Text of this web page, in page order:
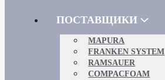
ПОСТАВЩИКИ
MAPURA
FRANKEN SYSTEM
RAMSAUER
COMPACFOAM